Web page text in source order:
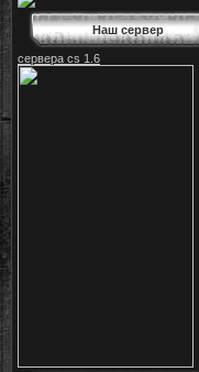
Наш сервер
сервера cs 1.6